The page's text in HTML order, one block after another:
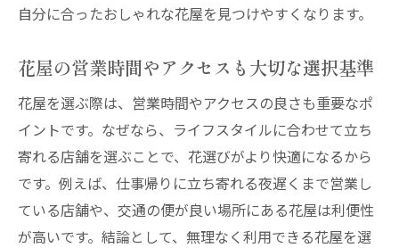
自分に合ったおしゃれな花屋を見つけやすくなります。
花屋の営業時間やアクセスも大切な選択基準
花屋を選ぶ際は、営業時間やアクセスの良さも重要なポ
イントです。なぜなら、ライフスタイルに合わせて立ち
寄れる店舗を選ぶことで、花選びがより快適になるから
です。例えば、仕事帰りに立ち寄れる夜遅くまで営業し
ている店舗や、交通の便が良い場所にある花屋は利便性
が高いです。結論として、無理なく利用できる花屋を選